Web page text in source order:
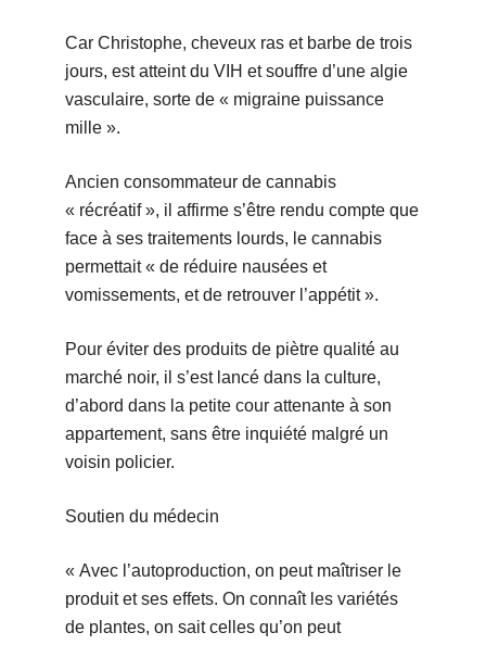
Car Christophe, cheveux ras et barbe de trois
jours, est atteint du VIH et souffre d’une algie
vasculaire, sorte de « migraine puissance
mille ».
Ancien consommateur de cannabis
« récréatif », il affirme s’être rendu compte que
face à ses traitements lourds, le cannabis
permettait « de réduire nausées et
vomissements, et de retrouver l’appétit ».
Pour éviter des produits de piètre qualité au
marché noir, il s’est lancé dans la culture,
d’abord dans la petite cour attenante à son
appartement, sans être inquiété malgré un
voisin policier.
Soutien du médecin
« Avec l’autoproduction, on peut maîtriser le
produit et ses effets. On connaît les variétés
de plantes, on sait celles qu’on peut